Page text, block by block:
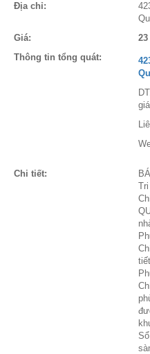
Địa chỉ:
Giá:
Thông tin tổng quát:
Chi tiết: